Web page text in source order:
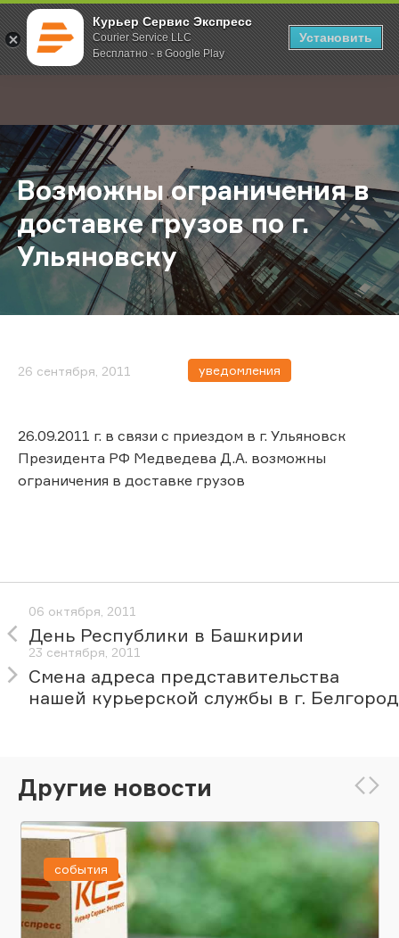
Курьер Сервис Экспресс
Courier Service LLC
Бесплатно - в Google Play
Установить
; Главная О компании Новости Возможны ограничения в
Возможны ограничения в
доставке грузов по г.
Ульяновску
26 сентября, 2011 уведомления
26.09.2011 г. в связи с приездом в г. Ульяновск
Президента РФ Медведева Д.А. возможны
ограничения в доставке грузов
06 октября, 2011
День Республики в Башкирии
23 сентября, 2011
Cмена адреса представительства
нашей курьерской службы в г. Белгород
Другие новости
события